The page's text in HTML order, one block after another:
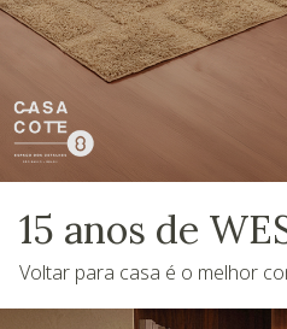
15 anos de
Voltar para casa é o melhor